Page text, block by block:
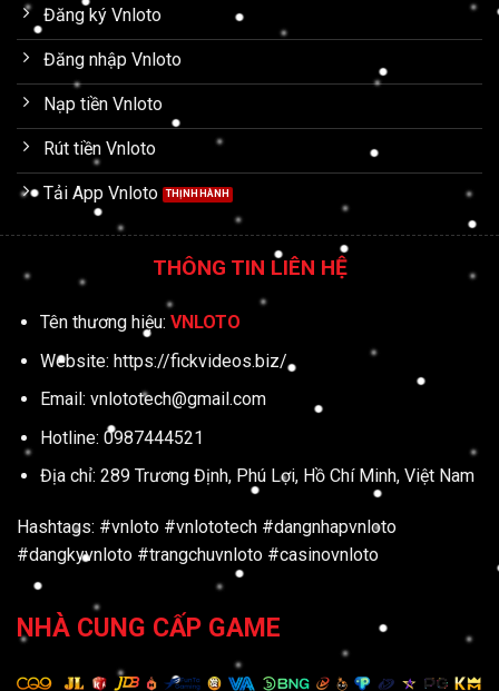
Đăng ký Vnloto
Đăng nhập Vnloto
Nạp tiền Vnloto
Rút tiền Vnloto
Tải App Vnloto
THÔNG TIN LIÊN HỆ
Tên thương hiệu: VNLOTO
Website: https://fickvideos.biz/
Email: vnlototech@gmail.com
Hotline: 0987444521
Địa chỉ: 289 Trương Định, Phú Lợi, Hồ Chí Minh, Việt Nam
Hashtags: #vnloto #vnlototech #dangnhapvnloto
#dangkyvnloto #trangchuvnloto #casinovnloto
NHÀ CUNG CẤP GAME